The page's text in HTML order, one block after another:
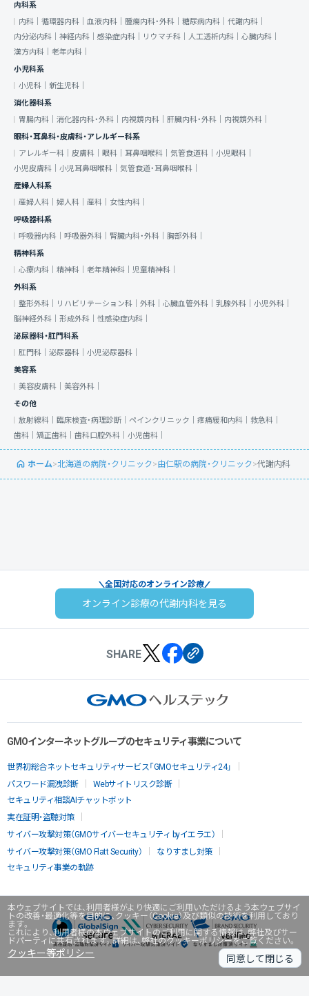
本ウェブサイトでは、利用者様がより快適にご利用いただけるよう本ウェブサイ
トの改善・最適化等を目的に、クッキー（Cookie）及び類似の技術を利用しており
ます。
これにより、利用者様の本ウェブサイトのご利用に関する情報は、弊社及びサー
ドパーティに共有されます。詳細は、弊社のクッキーポリシーをご覧ください。
クッキー等ポリシー 同意して閉じる
内科系
内科｜ 循環器内科｜ 血液内科｜ 腫瘍内科・外科｜ 糖尿病内科｜ 代謝内科｜
内分泌内科｜ 神経内科｜ 感染症内科｜ リウマチ科｜ 人工透析内科｜ 心臓内科｜
漢方内科｜ 老年内科｜
小児科系
小児科｜ 新生児科｜
消化器科系
胃腸内科｜ 消化器内科・外科｜ 内視鏡内科｜ 肝臓内科・外科｜ 内視鏡外科｜
眼科・耳鼻科・皮膚科・アレルギー科系
アレルギー科｜ 皮膚科｜ 眼科｜ 耳鼻咽喉科｜ 気管食道科｜ 小児眼科｜
小児皮膚科｜ 小児耳鼻咽喉科｜ 気管食道・耳鼻咽喉科｜
産婦人科系
産婦人科｜ 婦人科｜ 産科｜ 女性内科｜
呼吸器科系
呼吸器内科｜ 呼吸器外科｜ 腎臓内科・外科｜ 胸部外科｜
精神科系
心療内科｜ 精神科｜ 老年精神科｜ 児童精神科｜
外科系
整形外科｜
リハビリテーション科｜ 外科｜ 心臓血管外科｜ 乳腺外科｜ 小児外科｜
脳神経外科｜ 形成外科｜ 性感染症内科｜
泌尿器科・肛門科系
肛門科｜ 泌尿器科｜ 小児泌尿器科｜
美容系
美容皮膚科｜ 美容外科｜
その他
放射線科｜ 臨床検査・病理診断｜ ペインクリニック｜ 疼痛緩和内科｜ 救急科｜
歯科｜ 矯正歯科｜ 歯科口腔外科｜ 小児歯科｜
ホーム>北海道の病院・クリニック>由仁駅の病院・クリニック>代謝内科
全国対応のオンライン診療
オンライン診療の代謝内科を見る
SHARE
GMOインターネットグループのセキュリティ事業について
世界初総合ネットセキュリティサービス「GMOセキュリティ24」
パスワード漏洩診断
Webサイトリスク診断
セキュリティ相談AIチャットボット
実在証明・盗聴対策
サイバー攻撃対策（GMOサイバーセキュリティ byイエラエ）
サイバー攻撃対策（GMO Flatt Security）
なりすまし対策
セキュリティ事業の軌跡